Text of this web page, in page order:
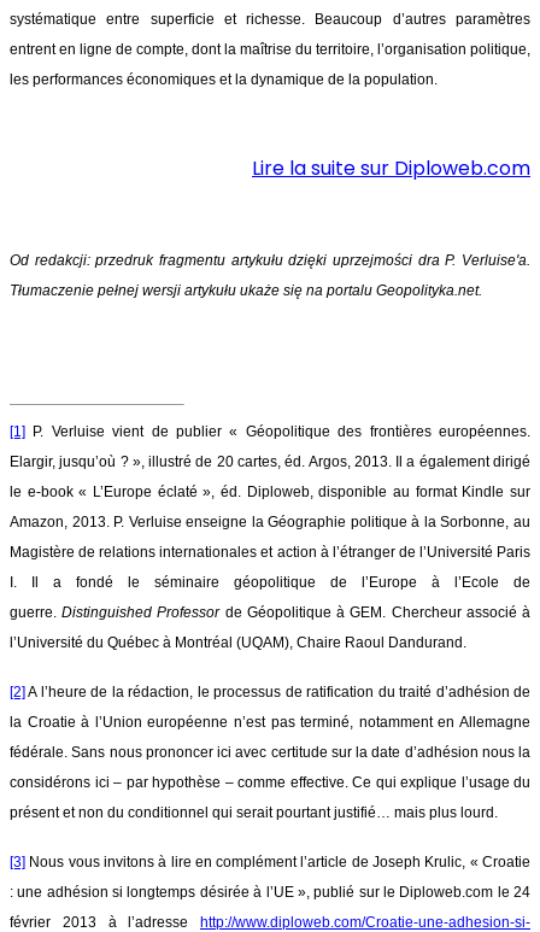
systématique entre superficie et richesse. Beaucoup d’autres paramètres
entrent en ligne de compte, dont la maîtrise du territoire, l’organisation politique,
les performances économiques et la dynamique de la population.
Lire la suite sur Diploweb.com
Od redakcji: przedruk fragmentu artykułu dzięki uprzejmości dra P. Verluise'a.
Tłumaczenie pełnej wersji artykułu ukaże się na portalu Geopolityka.net.
[1] P. Verluise vient de publier « Géopolitique des frontières européennes.
Elargir, jusqu’où ? », illustré de 20 cartes, éd. Argos, 2013. Il a également dirigé
le e-book « L’Europe éclaté », éd. Diploweb, disponible au format Kindle sur
Amazon, 2013. P. Verluise enseigne la Géographie politique à la Sorbonne, au
Magistère de relations internationales et action à l’étranger de l’Université Paris
I. Il a fondé le séminaire géopolitique de l’Europe à l’Ecole de
guerre.Distinguished Professorde Géopolitique à GEM. Chercheur associé à
l’Université du Québec à Montréal (UQAM), Chaire Raoul Dandurand.
[2]A l’heure de la rédaction, le processus de ratification du traité d’adhésion de
la Croatie à l’Union européenne n’est pas terminé, notamment en Allemagne
fédérale. Sans nous prononcer ici avec certitude sur la date d’adhésion nous la
considérons ici – par hypothèse – comme effective. Ce qui explique l’usage du
présent et non du conditionnel qui serait pourtant justifié… mais plus lourd.
[3] Nous vous invitons à lire en complément l’article de Joseph Krulic, « Croatie
: une adhésion si longtemps désirée à l’UE », publié sur le Diploweb.com le 24
février 2013 à l’adresse http://www.diploweb.com/Croatie-une-adhesion-si-